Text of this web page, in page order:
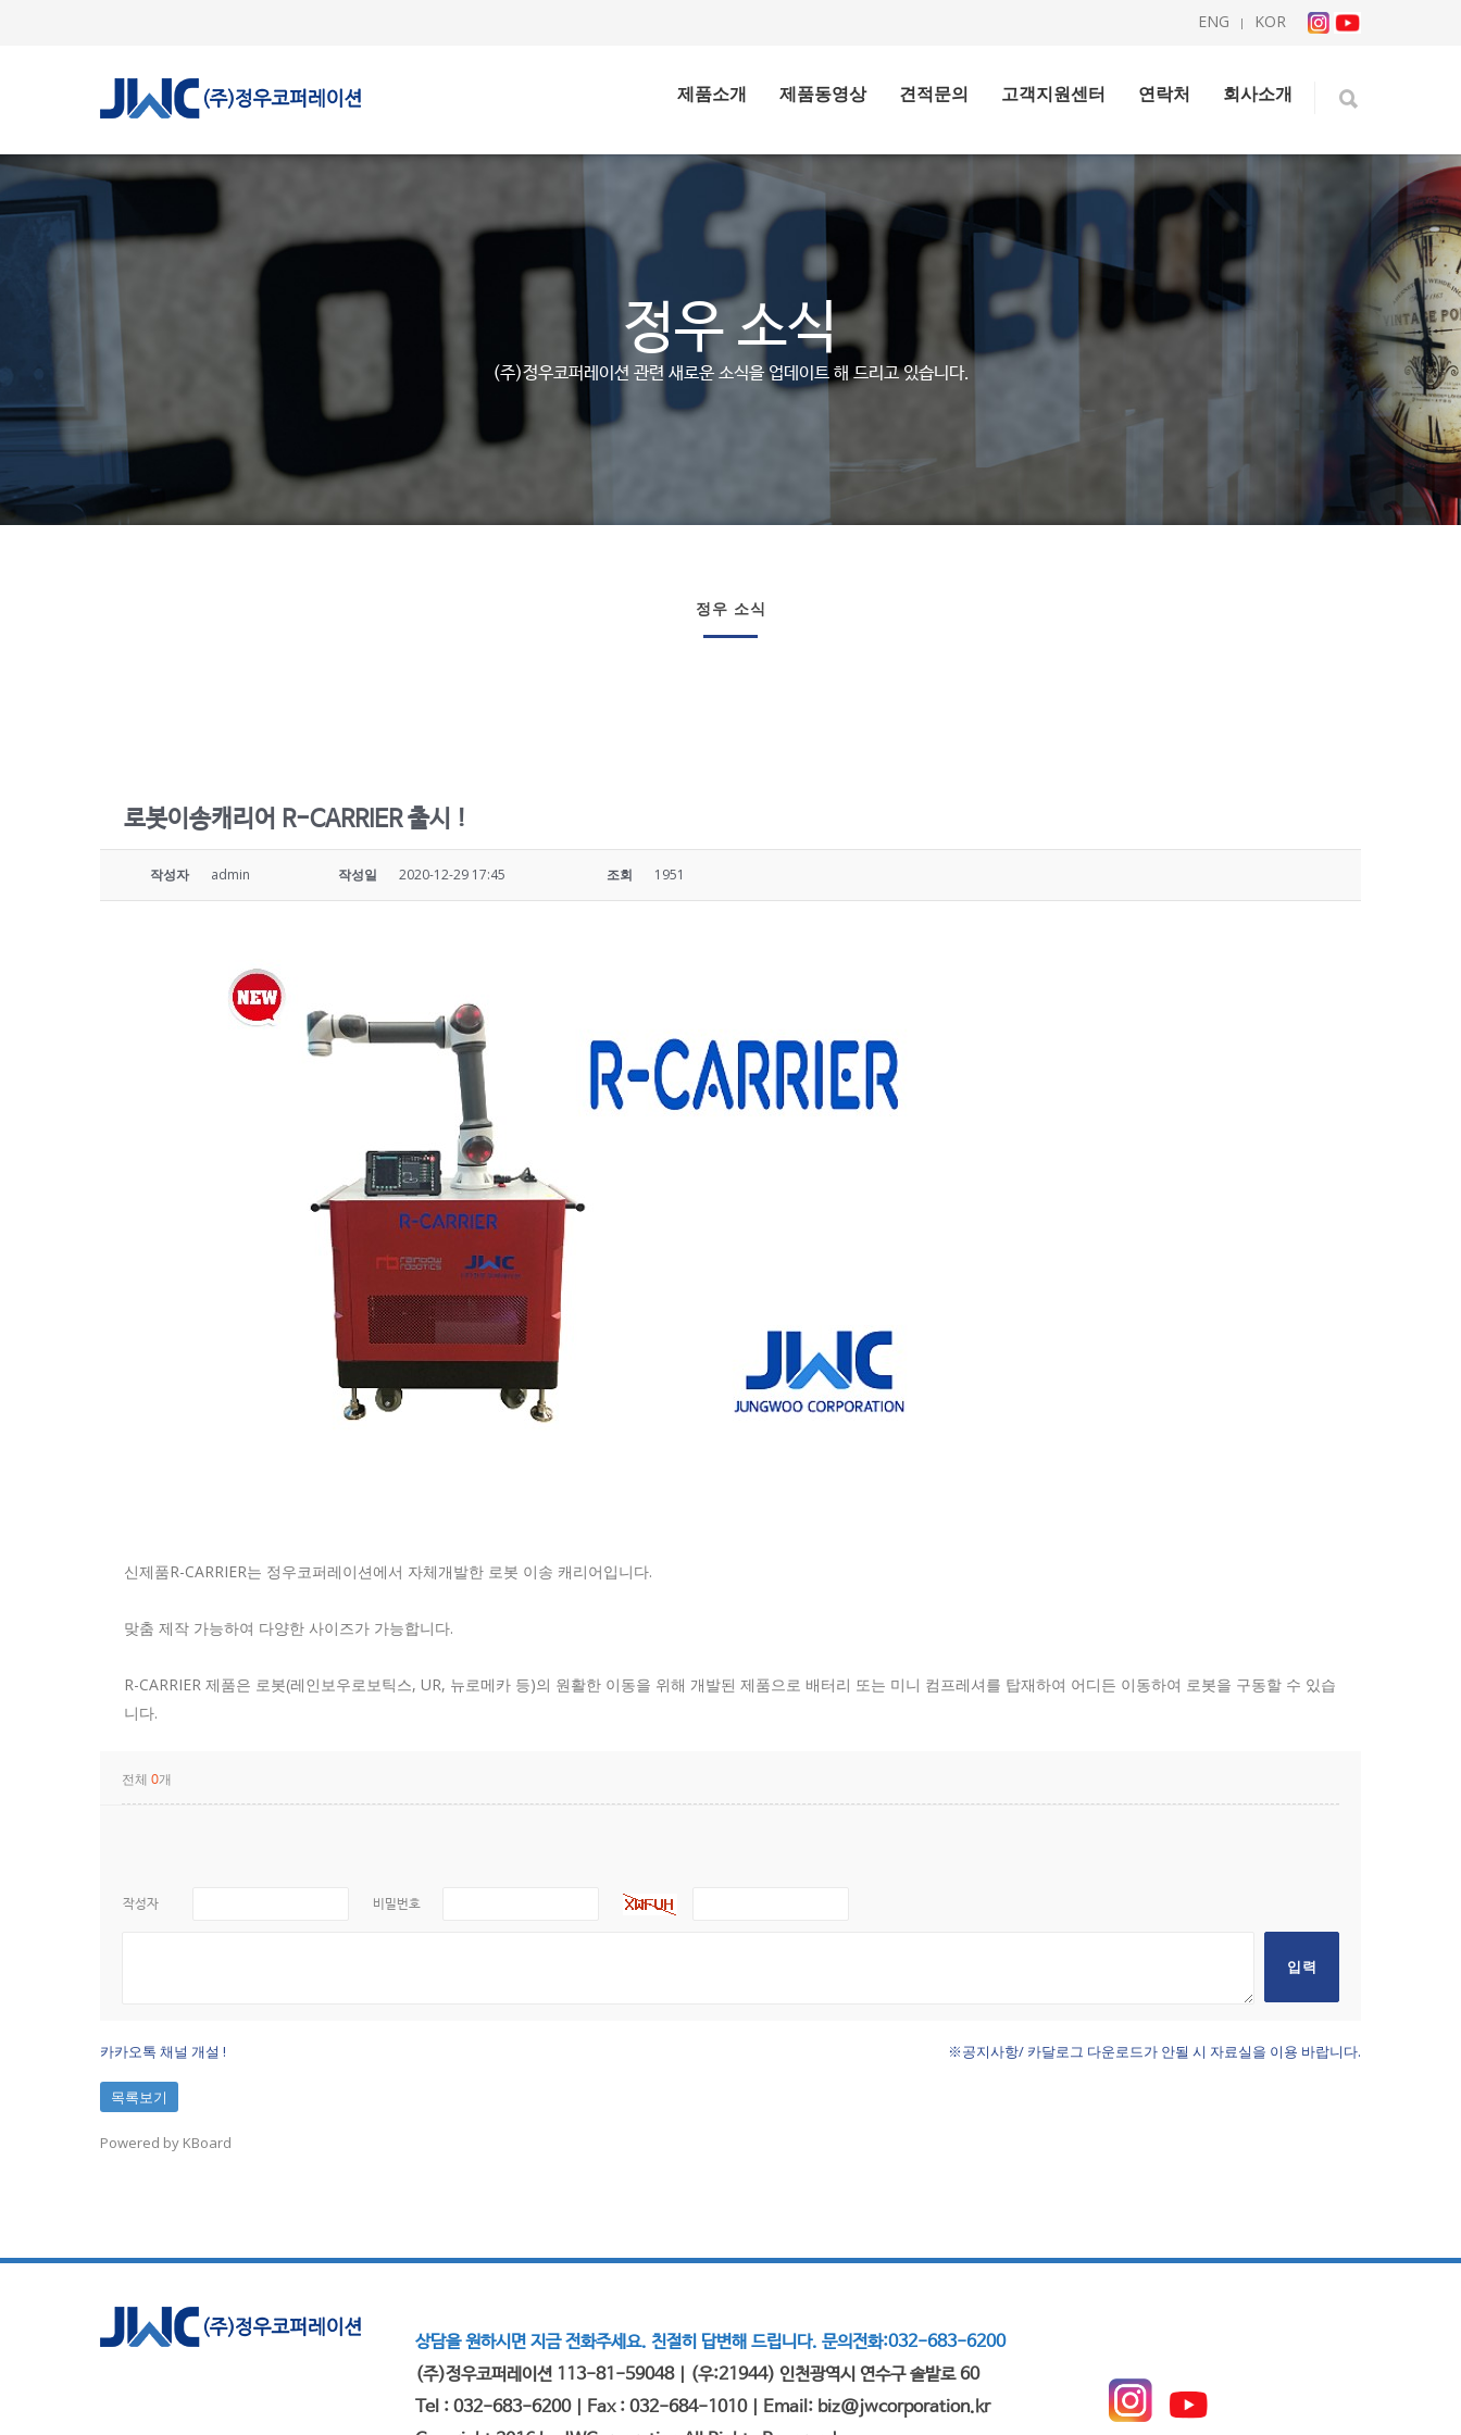
ENG KOR
제품소개 제품동영상 견적문의 고객지원센터 연락처 회사소개
정우 소식
(주)정우코퍼레이션 관련 새로운 소식을 업데이트 해 드리고 있습니다.
정우 소식
로봇이송캐리어 R-CARRIER 출시 !
작성자 admin 작성일 2020-12-29 17:45 조회 1951
신제품R-CARRIER는 정우코퍼레이션에서 자체개발한 로봇 이송 캐리어입니다.
맞춤 제작 가능하여 다양한 사이즈가 가능합니다.
R-CARRIER 제품은 로봇(레인보우로보틱스, UR, 뉴로메카 등)의 원활한 이동을 위해 개발된 제품으로 배터리 또는 미니 컴프레셔를 탑재하여 어디든 이동하여 로봇을 구동할 수 있습
니다.
전체 0개
작성자 비밀번호
카카오톡 채널 개설 ! ※공지사항/ 카달로그 다운로드가 안될 시 자료실을 이용 바랍니다.
목록보기
Powered by KBoard
상담을 원하시면 지금 전화주세요. 친절히 답변해 드립니다. 문의전화:032-683-6200
(주)정우코퍼레이션 113-81-59048 | (우:21944) 인천광역시 연수구 솔밭로 60
Tel : 032-683-6200 | Fax : 032-684-1010 | Email: biz@jwcorporation.kr